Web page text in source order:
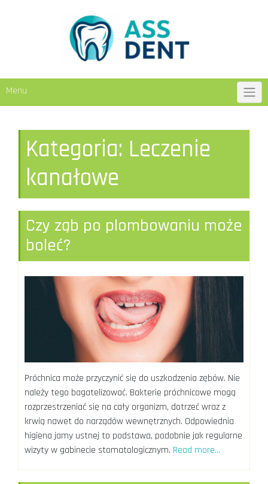
Menu
Kategoria: Leczenie
kanałowe
Czy ząb po plombowaniu może
boleć?
Próchnica może przyczynić się do uszkodzenia zębów. Nie
należy tego bagatelizować. Bakterie próchnicowe mogą
rozprzestrzeniać się na cały organizm, dotrzeć wraz z
krwią nawet do narządów wewnętrznych. Odpowiednia
higiena jamy ustnej to podstawa, podobnie jak regularne
wizyty w gabinecie stomatologicznym. Read more…